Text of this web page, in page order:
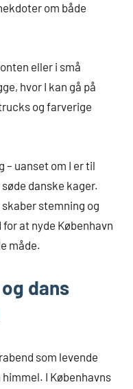
om både
eller i små
hvor I kan gå på
og farverige
– uanset om I er til
danske kager.
stemning og
at nyde København
måde.
dans
som levende
I Københavns